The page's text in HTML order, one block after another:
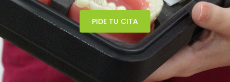
PIDE TU CITA